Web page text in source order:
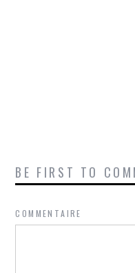
BE FIRST TO
COMMENTAIRE